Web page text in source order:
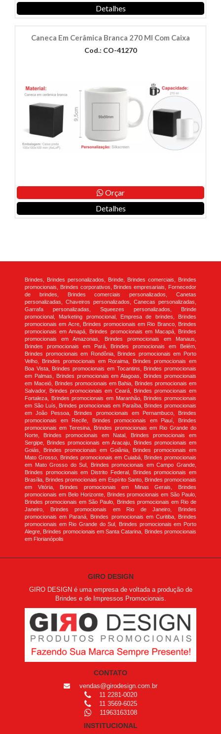
Detalhes
Caneca Em Cerâmica Branca 270 Ml Com Caixa
Cod.: CO-41270
Orçar
Detalhes
Brindes, Brindes personalizados, Brinde, Brindes comerciais, Brindes
promocionais, Brindes corporativos, Brindes empresariais, Fornecedor
de brindes, Brindes comerciais personalizados, Canetas
personalizadas, Chaveiros personalizados, Canecas personalizadas,
Garrafa personalizadas, Squeezes personalizados, Brinde
promocional, Marketing promocional, Empresa de brindes, Brindes
promocionais em Acre, Brindes promocionais em Rio Branco, Brindes
promocionais em Amapá, Brindes promocionais em Macapá, Brindes
promocionais em Amazonas, Brindes promocionais em Manaus,
Brindes promocionais em Pará, Brindes promocionais em Belém,
Brindes promocionais em Rondônia, Brindes promocionais em Porto
Velho, Brindes promocionais em Roraima, Brindes promocionais em
Boa Vista, Brindes promocionais em Tocantins, Brindes promocionais
em Palmas, Brindes promocionais em Alagoas, Brindes promocionais
em Maceió, Brindes promocionais em Bahia, Brindes promocionais em
Salvador, Brindes promocionais em Ceará, Brindes promocionais em
Fortaleza, Brindes promocionais em Maranhão, Brindes promocionais
em São Luís, Brindes promocionais em Paraíba, Brindes promocionais
em João Pessoa, Brindes promocionais em Pernambuco, Brindes
promocionais em Recife, Brindes promocionais em Piauí, Brindes
promocionais em Teresina, Brindes promocionais em Rio Grande do
Norte, Brindes promocionais em Natal, Brindes promocionais em
Sergipe, Brindes promocionais em Aracaju, Brindes promocionais em
Goiás, Brindes promocionais em Goiânia, Brindes promocionais em
Mato Grosso, Brindes promocionais em Cuiabá, Brindes promocionais
em Mato Grosso do Sul, Brindes promocionais em Campo Grande,
Brindes promocionais em Distrito Federal, Brindes promocionais em
Brasília, Brindes promocionais em Espírito Santo, Brindes promocionais
em Vitória, Brindes promocionais em Minas Gerais, Brindes
promocionais em Belo Horizonte, Brindes promocionais em São Paulo,
Brindes promocionais em São Paulo, Brindes promocionais em Rio de
Janeiro, Brindes promocionais em Rio de Janeiro, Brindes
promocionais em Paraná, Brindes promocionais em Curitiba, Brindes
promocionais em Rio Grande do Sul, Brindes promocionais em Porto
Alegre, Brindes promocionais em Santa Catarina, Brindes promocionais
em Florianópolis
GIRO DESIGN
GIRO DESIGN é uma empresa de voltada a produção de
Brindes e de Impressos Promocionais.
CONTATO
vendas@girodesign.com.br
11 2281-0020
11 3569-6025
11963163108
INSTITUCIONAL